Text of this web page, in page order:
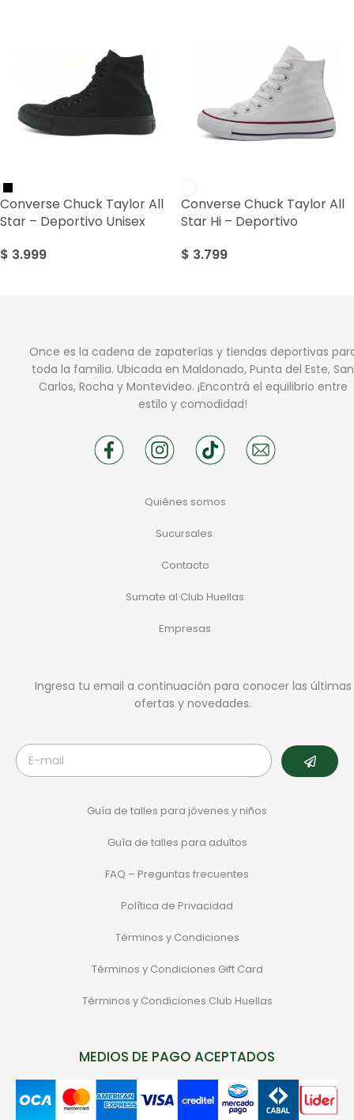
Converse Chuck Taylor All
Star – Deportivo Unisex
$ 3.999
Converse Chuck Taylor All
Star Hi – Deportivo
$ 3.799
Once es la cadena de zapaterías y tiendas deportivas
toda la familia. Ubicada en Maldonado, Punta del Este, San
Carlos, Rocha y Montevideo. ¡Encontrá el equilibrio entre
estilo y comodidad!
Quiénes somos
Sucursales
Contacto
Sumate al Club Huellas
Empresas
Ingresa tu email a continuación para conocer las últimas
ofertas y novedades.
Guía de talles para jóvenes y niños
Guía de talles para adultos
FAQ – Preguntas frecuentes
Política de Privacidad
Términos y Condiciones
Términos y Condiciones Gift Card
Términos y Condiciones Club Huellas
MEDIOS DE PAGO ACEPTADOS